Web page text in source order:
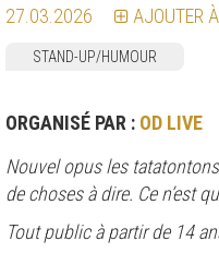
27.03.2026 AJOUTER
STAND-UP/HUMOUR
ORGANISÉ PAR : OD LIVE
Nouvel opus les
de choses à dire. Ce n’est
Tout public à partir de 14